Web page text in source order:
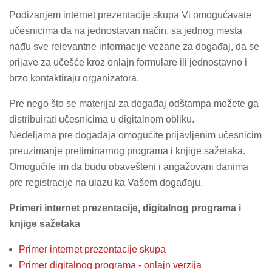
Podizanjem internet prezentacije skupa Vi omogućavate
učesnicima da na jednostavan način, sa jednog mesta
nađu sve relevantne informacije vezane za događaj, da se
prijave za učešće kroz onlajn formulare ili jednostavno i
brzo kontaktiraju organizatora.
Pre nego što se materijal za događaj odštampa možete ga
distribuirati učesnicima u digitalnom obliku.
Nedeljama pre događaja omogućite prijavljenim učesnicim
preuzimanje preliminarnog programa i knjige sažetaka.
Omogućite im da budu obavešteni i angažovani danima
pre registracije na ulazu ka Vašem događaju.
Primeri internet prezentacije, digitalnog programa i
knjige sažetaka
Primer internet prezentacije skupa
Primer digitalnog programa - onlajn verzija